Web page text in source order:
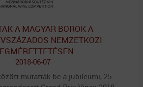
A MAGYAR BOROK A
NEMZETKÖZI
2018-06-07
mutatták be a jubileumi, 25.